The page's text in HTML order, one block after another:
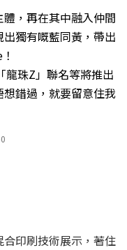
，再在其中融入仲間
獨有嘅藍同黃，帶出
龍珠Z」聯名等將推出
錯過，就要留意住我
印刷技術展示，著住